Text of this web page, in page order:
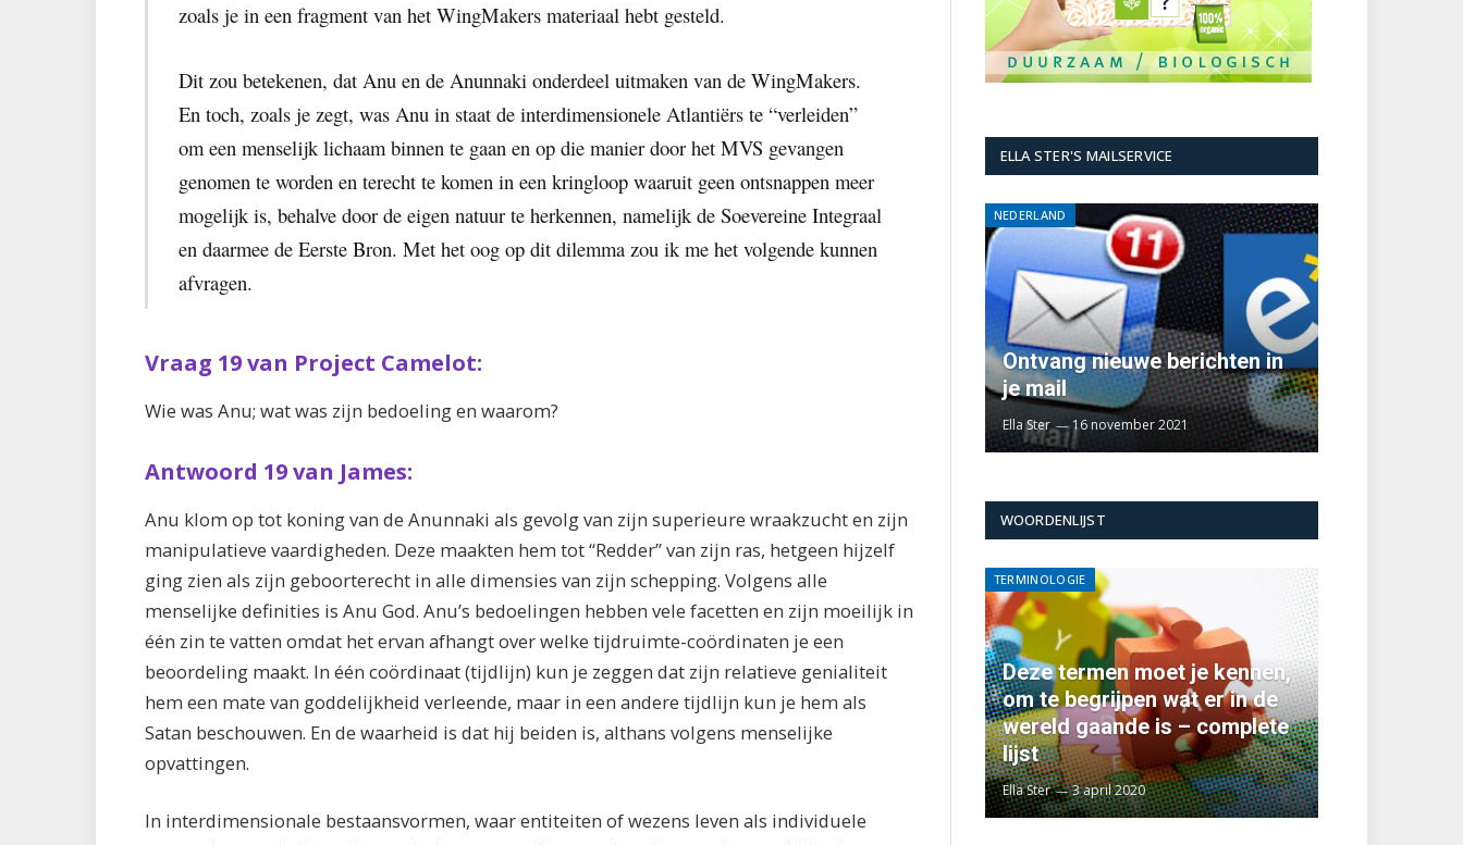
zoals je in een fragment van het WingMakers materiaal hebt gesteld.
Dit zou betekenen, dat Anu en de Anunnaki onderdeel uitmaken van de WingMakers.
En toch, zoals je zegt, was Anu in staat de interdimensionele Atlantiërs te “verleiden”
om een menselijk lichaam binnen te gaan en op die manier door het MVS gevangen
genomen te worden en terecht te komen in een kringloop waaruit geen ontsnappen meer
mogelijk is, behalve door de eigen natuur te herkennen, namelijk de Soevereine Integraal
en daarmee de Eerste Bron. Met het oog op dit dilemma zou ik me het volgende kunnen
afvragen.
Vraag 19 van Project Camelot:
Wie was Anu; wat was zijn bedoeling en waarom?
Antwoord 19 van James:
Anu klom op tot koning van de Anunnaki als gevolg van zijn superieure wraakzucht en zijn
manipulatieve vaardigheden. Deze maakten hem tot “Redder” van zijn ras, hetgeen hijzelf
ging zien als zijn geboorterecht in alle dimensies van zijn schepping. Volgens alle
menselijke definities is Anu God. Anu’s bedoelingen hebben vele facetten en zijn moeilijk in
één zin te vatten omdat het ervan afhangt over welke tijdruimte-coördinaten je een
beoordeling maakt. In één coördinaat (tijdlijn) kun je zeggen dat zijn relatieve genialiteit
hem een mate van goddelijkheid verleende, maar in een andere tijdlijn kun je hem als
Satan beschouwen. En de waarheid is dat hij beiden is, althans volgens menselijke
opvattingen.
In interdimensionale bestaansvormen, waar entiteiten of wezens leven als individuele
ELLA STER'S MAILSERVICE
NEDERLAND
Ontvang nieuwe berichten in
je mail
Ella Ster 16 november 2021
WOORDENLIJST
TERMINOLOGIE
Deze termen moet je kennen,
om te begrijpen wat er in de
wereld gaande is – complete
lijst
Ella Ster 3 april 2020